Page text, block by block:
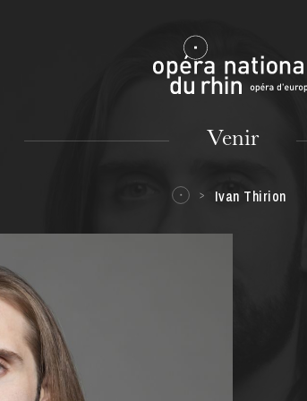
Mulhouse
Venir
Ivan Thirion